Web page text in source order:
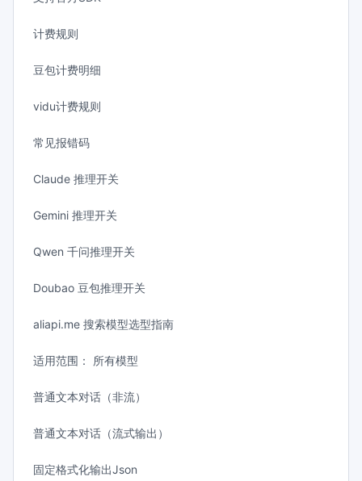
计费规则
豆包计费明细
vidu计费规则
常见报错码
Claude 推理开关
Gemini 推理开关
Qwen 千问推理开关
Doubao 豆包推理开关
aliapi.me 搜索模型选型指南
适用范围： 所有模型
普通文本对话（非流）
普通文本对话（流式输出）
固定格式化输出Json